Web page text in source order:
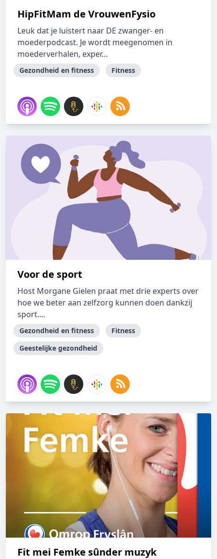
HipFitMam de VrouwenFysio
Leuk dat je luistert naar DE zwanger- en
moederpodcast. Je wordt meegenomen in
moederverhalen, exper...
Gezondheid en fitness Fitness
Voor de sport
Host Morgane Gielen praat met drie experts over
hoe we beter aan zelfzorg kunnen doen dankzij
sport....
Gezondheid en fitness
Fitness
Geestelijke gezondheid
Fit mei Femke sûnder muzyk